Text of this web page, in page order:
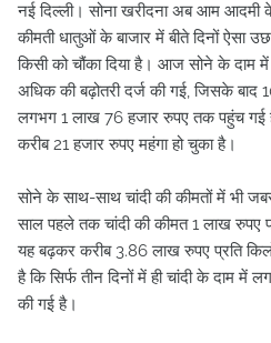
नई दिल्ली। सोना खरीदना अब आम आदमी
कीमती धातुओं के बाजार में बीते दिनों ऐसा
किसी को चौंका दिया है। आज सोने के दाम
अधिक की बढ़ोतरी दर्ज की गई, जिसके बाद
लगभग 1 लाख 76 हजार रुपए तक पहुंच गई
करीब 21 हजार रुपए महंगा हो चुका है।
सोने के साथ-साथ चांदी की कीमतों में भी
साल पहले तक चांदी की कीमत 1 लाख रुपए
यह बढ़कर करीब 3.86 लाख रुपए प्रति
है कि सिर्फ तीन दिनों में ही चांदी के दाम में
की गई है।